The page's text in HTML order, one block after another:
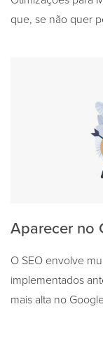
que, se não quer
Aparecer no
O SEO envolve
implementados
mais alta no